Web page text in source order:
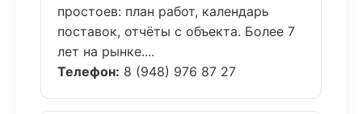
простоев: план работ, календарь
поставок, отчёты с объекта. Более 7
лет на рынке....
Телефон: 8 (948) 976 87 27